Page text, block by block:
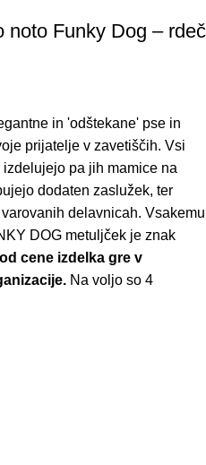
noto Funky Dog – rdeč
in 'odštekane' pse in
prijatelje v zavetiščih. Vsi
pa jih mamice na
dodaten zaslužek, ter
delavnicah. Vsakemu
DOG metuljček je znak
cene izdelka gre v
Na voljo so 4